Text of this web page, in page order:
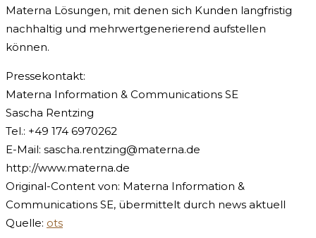
Materna Lösungen, mit denen sich Kunden langfristig
nachhaltig und mehrwertgenerierend aufstellen
können.
Pressekontakt:
Materna Information & Communications SE
Sascha Rentzing
Tel.: +49 174 6970262
E-Mail: sascha.rentzing@materna.de
http://www.materna.de
Original-Content von: Materna Information &
Communications SE, übermittelt durch news aktuell
Quelle: ots